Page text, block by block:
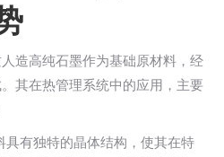
造高纯石墨作为基础原材料，经
其在热管理系统中的应用，主要
具有独特的晶体结构，使其在特